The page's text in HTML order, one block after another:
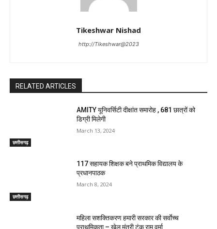
Tikeshwar Nishad
http://Tikeshwar@2023
RELATED ARTICLES
छत्तीसगढ़
AMITY यूनिवर्सिटी दीक्षांत समारोह , 681 छात्रों को
डिग्री मिलेगी
March 13, 2024
छत्तीसगढ़
117 सहायक शिक्षक बने प्राथमिक विद्यालय के
प्रधानपाठक
March 8, 2024
महिला सशक्तिकरण हमारी सरकार की सर्वाेच्च
प्राथमिकता – खेल मंत्री टंक राम वर्मा